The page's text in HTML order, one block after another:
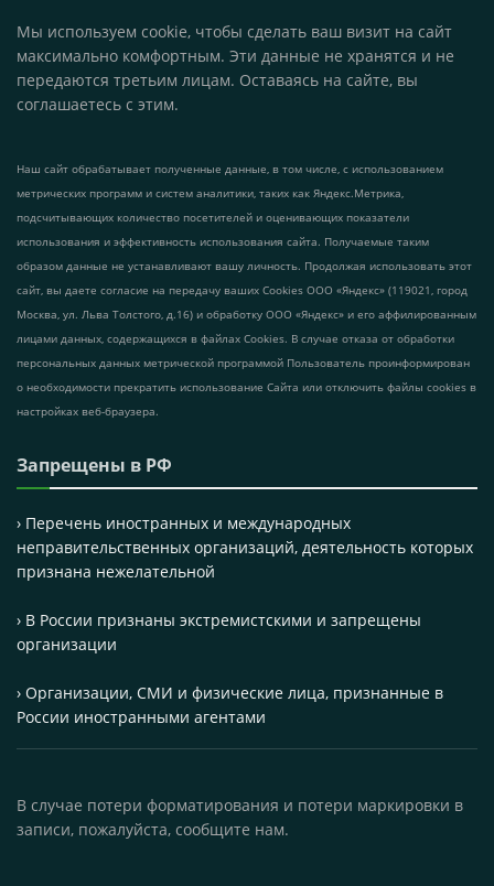
Мы используем cookie, чтобы сделать ваш визит на сайт
максимально комфортным. Эти данные не хранятся и не
передаются третьим лицам. Оставаясь на сайте, вы
соглашаетесь с этим.
Наш сайт обрабатывает полученные данные, в том числе, с использованием
метрических программ и систем аналитики, таких как Яндекс.Метрика,
подсчитывающих количество посетителей и оценивающих показатели
использования и эффективность использования сайта. Получаемые таким
образом данные не устанавливают вашу личность. Продолжая использовать этот
сайт, вы даете согласие на передачу ваших Cookies ООО «Яндекс» (119021, город
Москва, ул. Льва Толстого, д.16) и обработку ООО «Яндекс» и его аффилированным
лицами данных, содержащихся в файлах Cookies. В случае отказа от обработки
персональных данных метрической программой Пользователь проинформирован
о необходимости прекратить использование Сайта или отключить файлы cookies в
настройках веб-браузера.
Запрещены в РФ
› Перечень иностранных и международных
неправительственных организаций, деятельность которых
признана нежелательной
› В России признаны экстремистскими и запрещены
организации
› Организации, СМИ и физические лица, признанные в
России иностранными агентами
В случае потери форматирования и потери маркировки в
записи, пожалуйста, сообщите нам.